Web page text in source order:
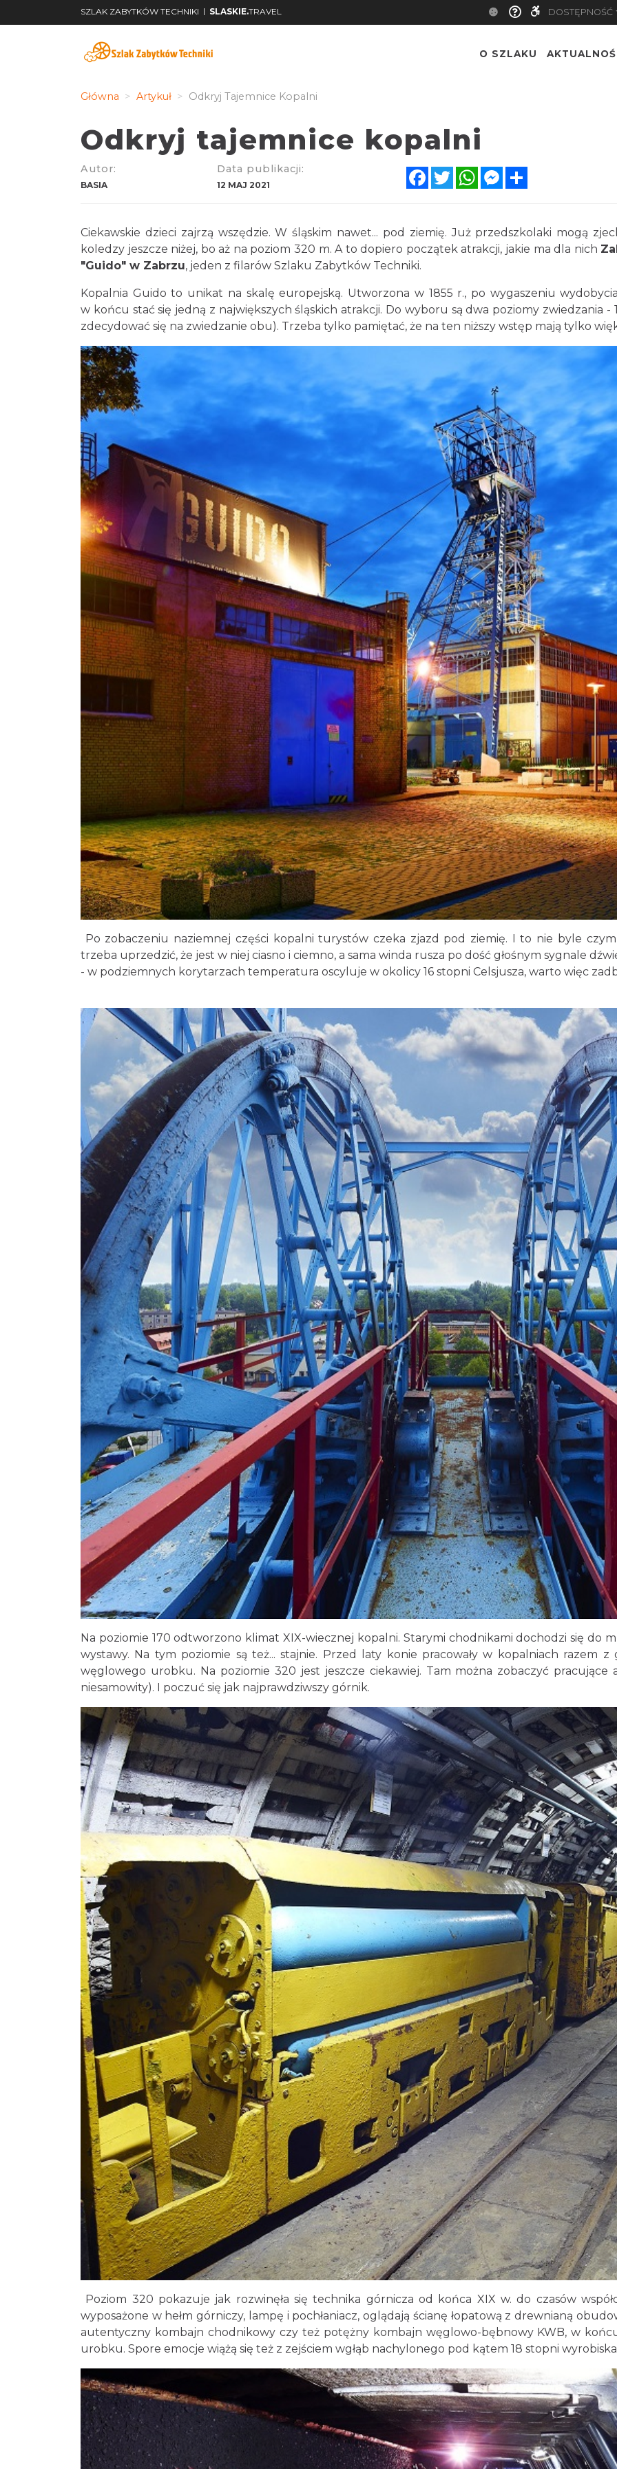
SZLAK ZABYTKÓW TECHNIKI | SLASKIE.TRAVEL DOSTĘPNOŚĆ
O SZLAKU
Główna Artykuł Odkryj Tajemnice Kopalni
Odkryj tajemnice kopalni
Autor:
BASIA
Data publikacji:
12 MAJ 2021
FacebookTwitterWhatsAppMessenger
Ciekawskie dzieci zajrzą wszędzie. W śląskim nawet... pod ziemię. Już przedszkolaki mogą
koledzy jeszcze niżej, bo aż na poziom 320 m. A to dopiero początek atrakcji, jakie ma dla nich
"Guido" w Zabrzu, jeden z filarów Szlaku Zabytków Techniki.
Kopalnia Guido to unikat na skalę europejską. Utworzona w 1855 r., po wygaszeniu
w końcu stać się jedną z największych śląskich atrakcji. Do wyboru są dwa poziomy zwiedzania -
zdecydować się na zwiedzanie obu). Trzeba tylko pamiętać, że na ten niższy wstęp mają tylko
Po zobaczeniu naziemnej części kopalni turystów czeka zjazd pod ziemię. I to nie byle
trzeba uprzedzić, że jest w niej ciasno i ciemno, a sama winda rusza po dość głośnym sygnale
- w podziemnych korytarzach temperatura oscyluje w okolicy 16 stopni Celsjusza, warto więc
Na poziomie 170 odtworzono klimat XIX-wiecznej kopalni. Starymi chodnikami dochodzi się do
wystawy. Na tym poziomie są też... stajnie. Przed laty konie pracowały w kopalniach razem z
węglowego urobku. Na poziomie 320 jest jeszcze ciekawiej. Tam można zobaczyć
niesamowity). I poczuć się jak najprawdziwszy górnik.
Poziom 320 pokazuje jak rozwinęła się technika górnicza od końca XIX w. do czasów
wyposażone w hełm górniczy, lampę i pochłaniacz, oglądają ścianę łopatową z drewnianą
autentyczny kombajn chodnikowy czy też potężny kombajn węglowo-bębnowy KWB, w
urobku. Spore emocje wiążą się też z zejściem wgłąb nachylonego pod kątem 18 stopni